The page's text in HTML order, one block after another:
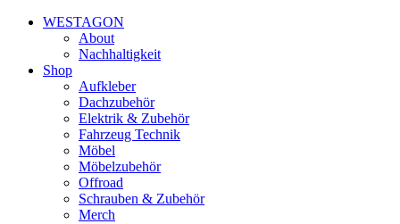
WESTAGON
About
Nachhaltigkeit
Shop
Aufkleber
Dachzubehör
Elektrik & Zubehör
Fahrzeug Technik
Möbel
Möbelzubehör
Offroad
Schrauben & Zubehör
Merch